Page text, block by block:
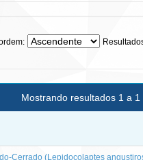
Mostrando resultados 1 a 1
Cerrado (Lepidocolaptes